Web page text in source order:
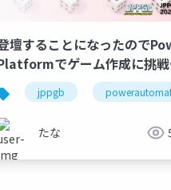
壇することになったので
でゲーム作成に挑
みたjppgb
たな